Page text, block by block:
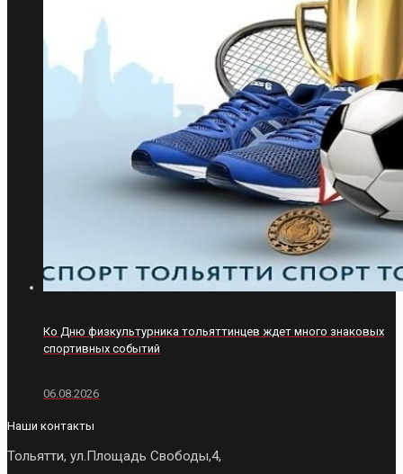
Ко Дню физкультурника тольяттинцев ждет много знаковых
спортивных событий
06.08.2026
Наши контакты
Тольятти, ул.Площадь Свободы,4,